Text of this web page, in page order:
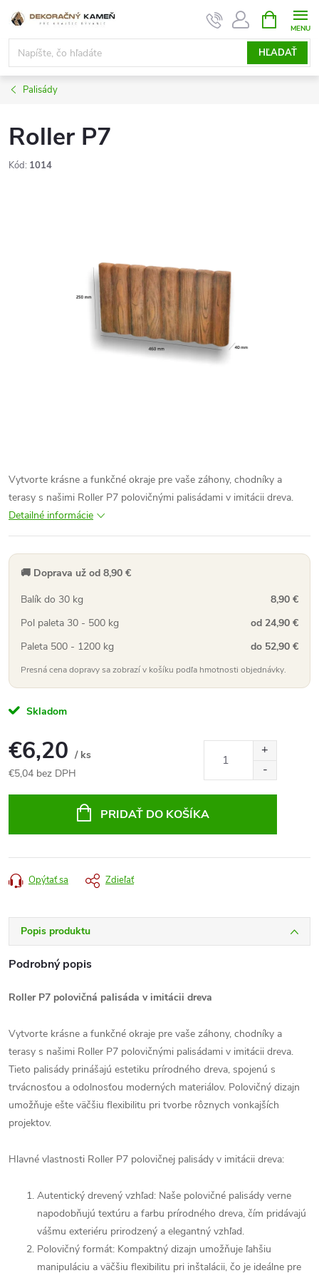
Prejsť
obsah
HĽADAŤ
KOŠÍK
Palisády
Roller P7
Kód: 1014
Vytvorte krásne a funkčné okraje pre vaše záhony, chodníky a
terasy s našimi Roller P7 polovičnými palisádami v imitácii dreva.
Detailné informácie
🚚 Doprava už od 8,90 €
Balík do 30 kg
8,90 €
Pol paleta 30 - 500 kg
od 24,90 €
Paleta 500 - 1200 kg
do 52,90 €
Presná cena dopravy sa zobrazí v košíku podľa hmotnosti objednávky.
Skladom
€6,20 / ks
€5,04 bez DPH
PRIDAŤ DO KOŠÍKA
Opýtať sa Zdieľať
Popis produktu
Podrobný popis
Roller P7 polovičná palisáda v imitácii dreva
Vytvorte krásne a funkčné okraje pre vaše záhony, chodníky a
terasy s našimi Roller P7 polovičnými palisádami v imitácii dreva.
Tieto palisády prinášajú estetiku prírodného dreva, spojenú s
trvácnosťou a odolnosťou moderných materiálov. Polovičný dizajn
umožňuje ešte väčšiu flexibilitu pri tvorbe rôznych vonkajších
projektov.
Hlavné vlastnosti Roller P7 polovičnej palisády v imitácii dreva:
Autentický drevený vzhľad: Naše polovičné palisády verne
napodobňujú textúru a farbu prírodného dreva, čím pridávajú
vášmu exteriéru prirodzený a elegantný vzhľad.
Polovičný formát: Kompaktný dizajn umožňuje ľahšiu
manipuláciu a väčšiu flexibilitu pri inštalácii, čo je ideálne pre